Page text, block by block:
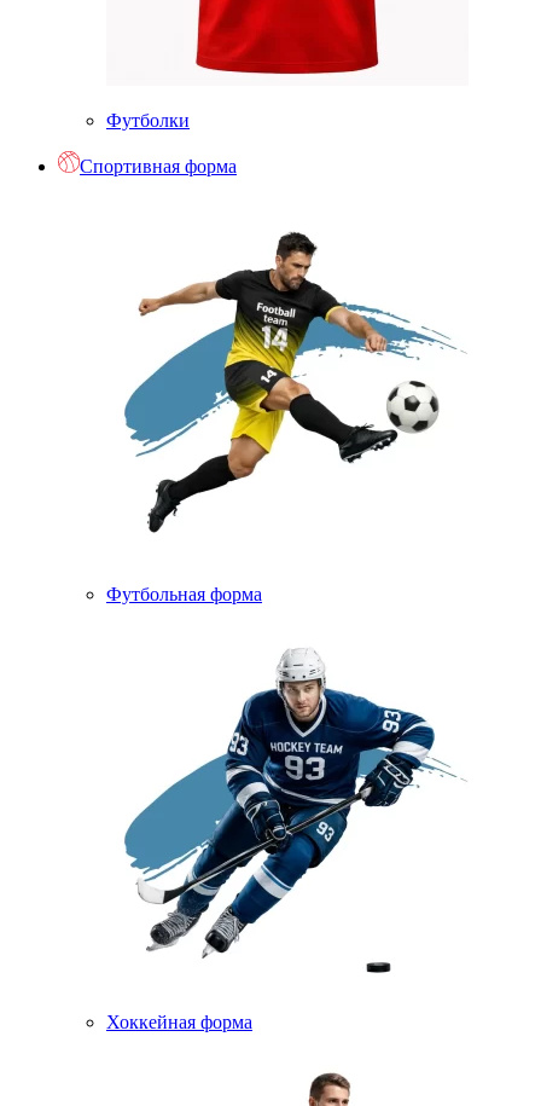
Футболки
Спортивная форма
Футбольная форма
Хоккейная форма